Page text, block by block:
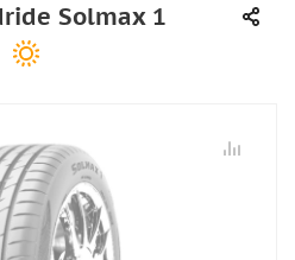
Solmax 1